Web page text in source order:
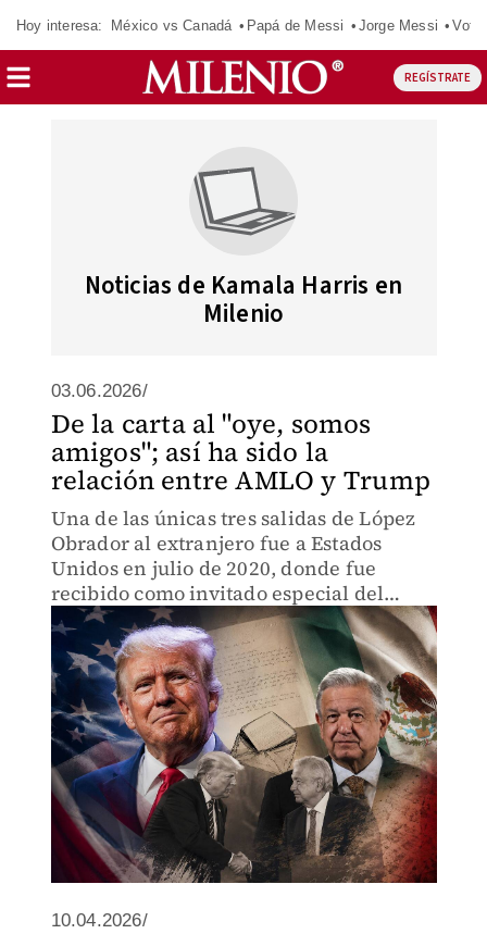
Hoy interesa: México vs Canadá Papá de Messi Jorge Messi
REGÍSTRATE
Noticias de Kamala Harris en
Milenio
03.06.2026/
De la carta al "oye, somos
amigos"; así ha sido la
relación entre AMLO y Trump
Una de las únicas tres salidas de López
Obrador al extranjero fue a Estados
Unidos en julio de 2020, donde fue
recibido como invitado especial del
gobierno norteamericano.
10.04.2026/